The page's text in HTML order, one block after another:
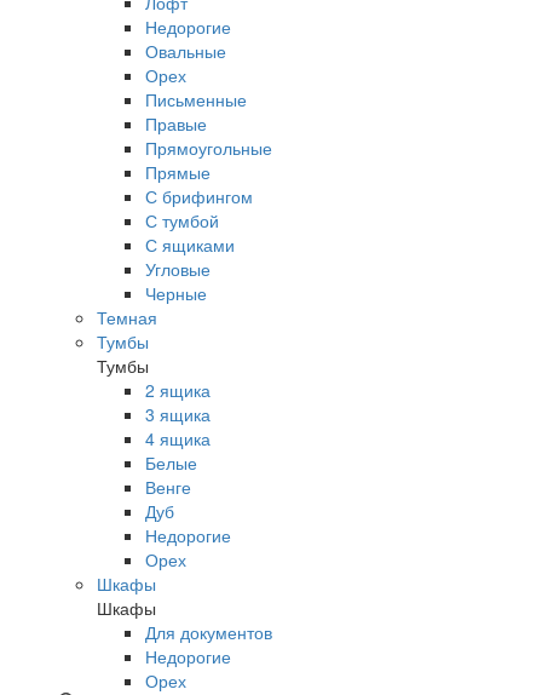
Недорогие
Овальные
Орех
Письменные
Правые
Прямоугольные
Прямые
С брифингом
С тумбой
С ящиками
Угловые
Черные
Темная
Тумбы
Тумбы
2 ящика
3 ящика
4 ящика
Белые
Венге
Дуб
Недорогие
Орех
Шкафы
Шкафы
Для документов
Недорогие
Орех